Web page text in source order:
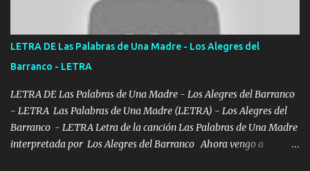
verde se le extraña pa que sepan Aquí Pura GENTE DE LA RANA 🐸
POR CLAVE ES EL CALI 4 EN LA CIUDAD TIJUANA Música Al
tirante andamos mi carnal atento a cualquier necesidad no porque
se ve limpio el camino nos confiamos al andar y nunca con la
misma piedra me vuelvo a tropezar Cuando ando de enamorado
en corto me tiró a per...
LETRA DE Las Palabras de Una Madre - Los Alegres del
Barranco - LETRA
LETRA DE Las Palabras de Una Madre - Los Alegres del Barranco
- LETRA Las Palabras de Una Madre (LETRA) - Los Alegres del
Barranco - LETRA Letra de la canción Las Palabras de Una Madre
interpretada por Los Alegres del Barranco Ahora vengo a